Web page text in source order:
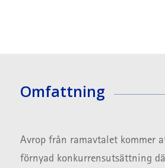
Omfattning
Avrop från ramavtalet kommer
förnyad konkurrensutsättning